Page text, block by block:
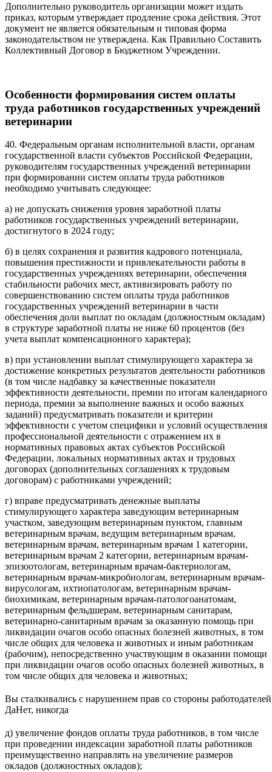
Дополнительно руководитель организации может издать
приказ, которым утверждает продление срока действия. Этот
документ не является обязательным и типовая форма
законодательством не утверждена. Как Правильно Составить
Коллективный Договор в Бюджетном Учреждении.
Особенности формирования систем оплаты
труда работников государственных учреждений
ветеринарии
40. Федеральным органам исполнительной власти, органам
государственной власти субъектов Российской Федерации,
руководителям государственных учреждений ветеринарии
при формировании систем оплаты труда работников
необходимо учитывать следующее:
а) не допускать снижения уровня заработной платы
работников государственных учреждений ветеринарии,
достигнутого в 2024 году;
б) в целях сохранения и развития кадрового потенциала,
повышения престижности и привлекательности работы в
государственных учреждениях ветеринарии, обеспечения
стабильности рабочих мест, активизировать работу по
совершенствованию систем оплаты труда работников
государственных учреждений ветеринарии в части
обеспечения доли выплат по окладам (должностным окладам)
в структуре заработной платы не ниже 60 процентов (без
учета выплат компенсационного характера);
в) при установлении выплат стимулирующего характера за
достижение конкретных результатов деятельности работников
(в том числе надбавку за качественные показатели
эффективности деятельности, премии по итогам календарного
периода, премии за выполнение важных и особо важных
заданий) предусматривать показатели и критерии
эффективности с учетом специфики и условий осуществления
профессиональной деятельности с отражением их в
нормативных правовых актах субъектов Российской
Федерации, локальных нормативных актах и трудовых
договорах (дополнительных соглашениях к трудовым
договорам) с работниками учреждений;
г) вправе предусматривать денежные выплаты
стимулирующего характера заведующим ветеринарным
участком, заведующим ветеринарным пунктом, главным
ветеринарным врачам, ведущим ветеринарным врачам,
ветеринарным врачам, ветеринарным врачам 1 категории,
ветеринарным врачам 2 категории, ветеринарным врачам-
эпизоотологам, ветеринарным врачам-бактериологам,
ветеринарным врачам-микробиологам, ветеринарным врачам-
вирусологам, ихтиопатологам, ветеринарным врачам-
биохимикам, ветеринарным врачам-патологоанатомам,
ветеринарным фельдшерам, ветеринарным санитарам,
ветеринарно-санитарным врачам за оказанную помощь при
ликвидации очагов особо опасных болезней животных, в том
числе общих для человека и животных и иным работникам
(рабочим), непосредственно участвующим в оказании помощи
при ликвидации очагов особо опасных болезней животных, в
том числе общих для человека и животных;
Вы сталкивались с нарушением прав со стороны
ДаНет, никогда
д) увеличение фондов оплаты труда работников, в том числе
при проведении индексации заработной платы работников
преимущественно направлять на увеличение размеров
окладов (должностных окладов);